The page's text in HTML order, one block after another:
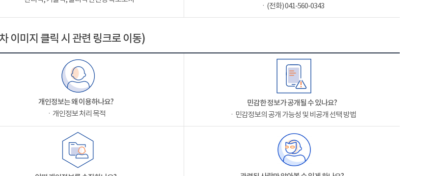
ㆍ(전화) 041-560-0343
이미지 클릭 시 관련 링크로 이동)
개인정보는 왜 이용하나요?
ㆍ개인정보 처리 목적
민감한 정보가 공개될 수 있나요?
ㆍ민감정보의 공개 가능성 및 비공개 선택 방법